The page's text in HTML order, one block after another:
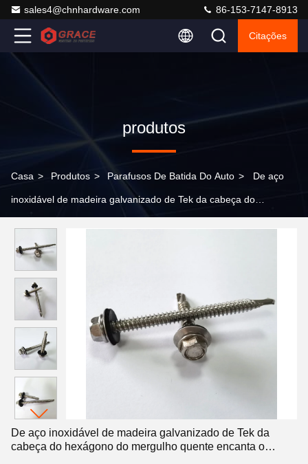
sales4@chnhardware.com 86-153-7147-8913
Citações
produtos
Casa > Produtos > Parafusos De Batida Do Auto > De aço
inoxidável de madeira galvanizado de Tek da cabeça do
perfuração do auto com as arruelas de Epdm que telham o
parafuso
De aço inoxidável de madeira galvanizado de Tek da
cabeça do hexágono do mergulho quente encanta o